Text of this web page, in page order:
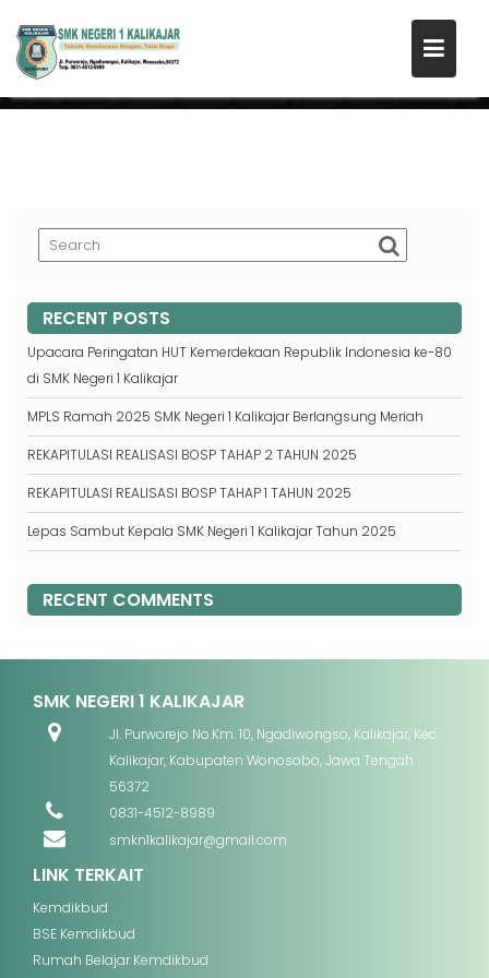
content
KUNJUNGAN ADIWIYATA SMK
NEGERI 1 KALIKAJAR
RECENT POSTS
Upacara Peringatan HUT Kemerdekaan Republik Indonesia ke-80
di SMK Negeri 1 Kalikajar
MPLS Ramah 2025 SMK Negeri 1 Kalikajar Berlangsung Meriah
REKAPITULASI REALISASI BOSP TAHAP 2 TAHUN 2025
REKAPITULASI REALISASI BOSP TAHAP 1 TAHUN 2025
Lepas Sambut Kepala SMK Negeri 1 Kalikajar Tahun 2025
RECENT COMMENTS
SMK NEGERI 1 KALIKAJAR
Jl. Purworejo No.Km. 10, Ngadiwongso, Kalikajar, Kec.
Kalikajar, Kabupaten Wonosobo, Jawa Tengah
56372
0831-4512-8989
smkn1kalikajar@gmail.com
LINK TERKAIT
Kemdikbud
BSE Kemdikbud
Rumah Belajar Kemdikbud